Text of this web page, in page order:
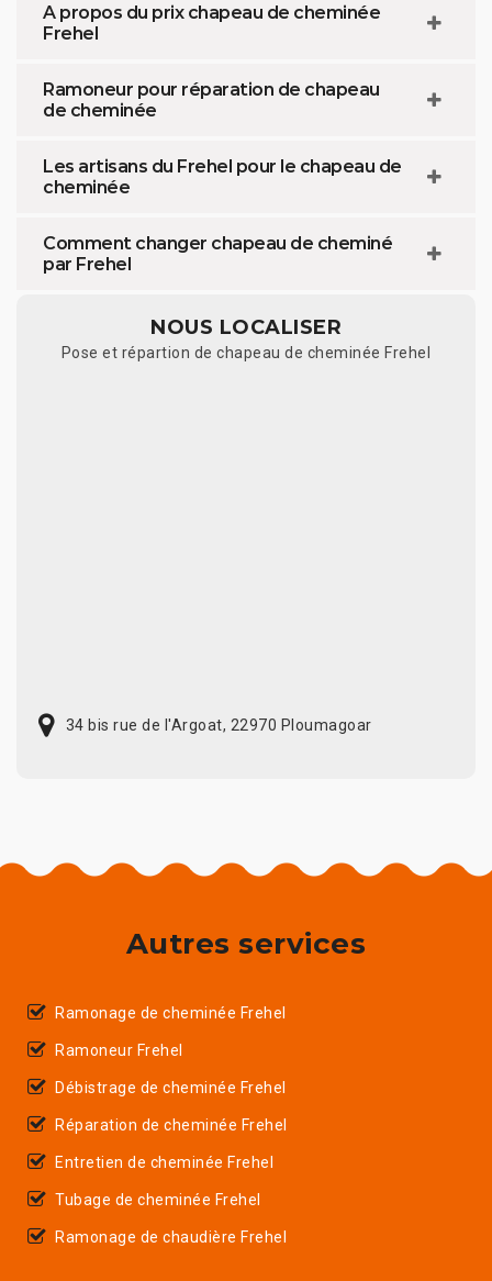
A propos du prix chapeau de cheminée
Frehel
Ramoneur pour réparation de chapeau
de cheminée
Les artisans du Frehel pour le chapeau de
cheminée
Comment changer chapeau de cheminé
par Frehel
NOUS LOCALISER
Pose et répartion de chapeau de cheminée Frehel
34 bis rue de l'Argoat, 22970 Ploumagoar
Autres services
Ramonage de cheminée Frehel
Ramoneur Frehel
Débistrage de cheminée Frehel
Réparation de cheminée Frehel
Entretien de cheminée Frehel
Tubage de cheminée Frehel
Ramonage de chaudière Frehel